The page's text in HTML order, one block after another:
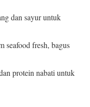
dan sayur untuk
seafood fresh, bagus
protein nabati untuk